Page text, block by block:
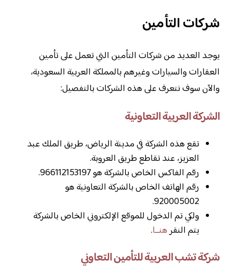
شركات التأمين
يوجد العديد من شركات التأمين التي تعمل على تأمين
العقارات والسيارات وغيرهم بالمملكة العربية السعودية،
والآن سوف نتعرف على هذه الشركات بالتفصيل:
الشركة العربية التعاونية
تقع هذه الشركة في مدينة الرياض، طريق الملك عبد
العزيز، عند تقاطع طريق العروبة.
رقم الفاكس الخاص بالشركة هو 966112153197.
رقم الهاتف الخاص بالشركة التعاونية هو
920005002.
ولكي تم الدخول للموقع الإلكتروني الخاص بالشركة
يتم النقرهنــا.
شركة تشب العربية للتأمين التعاوني